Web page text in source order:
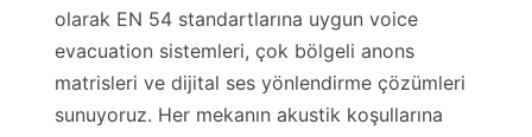
olarak EN 54 standartlarına uygun voice
evacuation sistemleri, çok bölgeli anons
matrisleri ve dijital ses yönlendirme çözümleri
sunuyoruz. Her mekanın akustik koşullarına